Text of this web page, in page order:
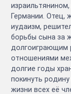
Германии. Отец,
иудаизм,
борьбы сына за
долгоиграющим
отношениями
долгие годы
покинуть
жизни всех её